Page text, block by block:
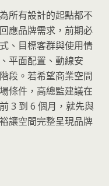
所有設計的起點都不
應品牌需求，前期必
、目標客群與使用情
平面配置、動線安
段。若希望商業空間
條件，高總監建議在
3 到 6 個月，就先與
讓空間完整呈現品牌